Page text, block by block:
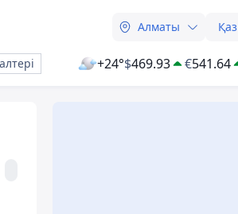
Алматы Қаз
+24°$469.93 €541.64